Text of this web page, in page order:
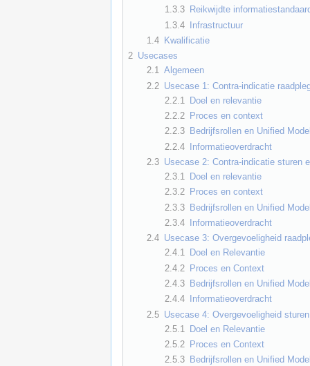
1.3.3 Reikwijdte
1.3.4 Infrastructuur
1.4
Kwalificatie
2 Usecases
2.1 Algemeen
2.2 Usecase 1: Contra-indicatie
2.2.1
Doel en relevantie
2.2.2 Proces en context
2.2.3 Bedrijfsrollen en Unified
2.2.4 Informatieoverdracht
2.3 Usecase 2: Contra-indicatie sturen
2.3.1
Doel en relevantie
2.3.2 Proces en context
2.3.3 Bedrijfsrollen en Unified
2.3.4
Informatieoverdracht
2.4 Usecase 3: Overgevoeligheid
2.4.1 Doel en Relevantie
2.4.2 Proces en Context
2.4.3 Bedrijfsrollen en Unified
2.4.4
Informatieoverdracht
2.5 Usecase 4: Overgevoeligheid
2.5.1
Doel en Relevantie
2.5.2 Proces en Context
2.5.3 Bedrijfsrollen en Unified